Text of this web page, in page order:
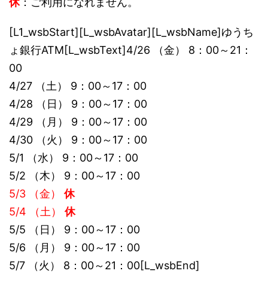
[L1_wsbStart][L_wsbAvatar][L_wsbName]ゆうち
ょ銀行ATM[L_wsbText]4/26 （金） 8：00～21：
00
4/27 （土） 9：00～17：00
4/28 （日） 9：00～17：00
4/29 （月） 9：00～17：00
4/30 （火） 9：00～17：00
5/1 （水） 9：00～17：00
5/2 （木） 9：00～17：00
5/3 （金） 休
5/4 （土） 休
5/5 （日） 9：00～17：00
5/6 （月） 9：00～17：00
5/7 （火） 8：00～21：00[L_wsbEnd]